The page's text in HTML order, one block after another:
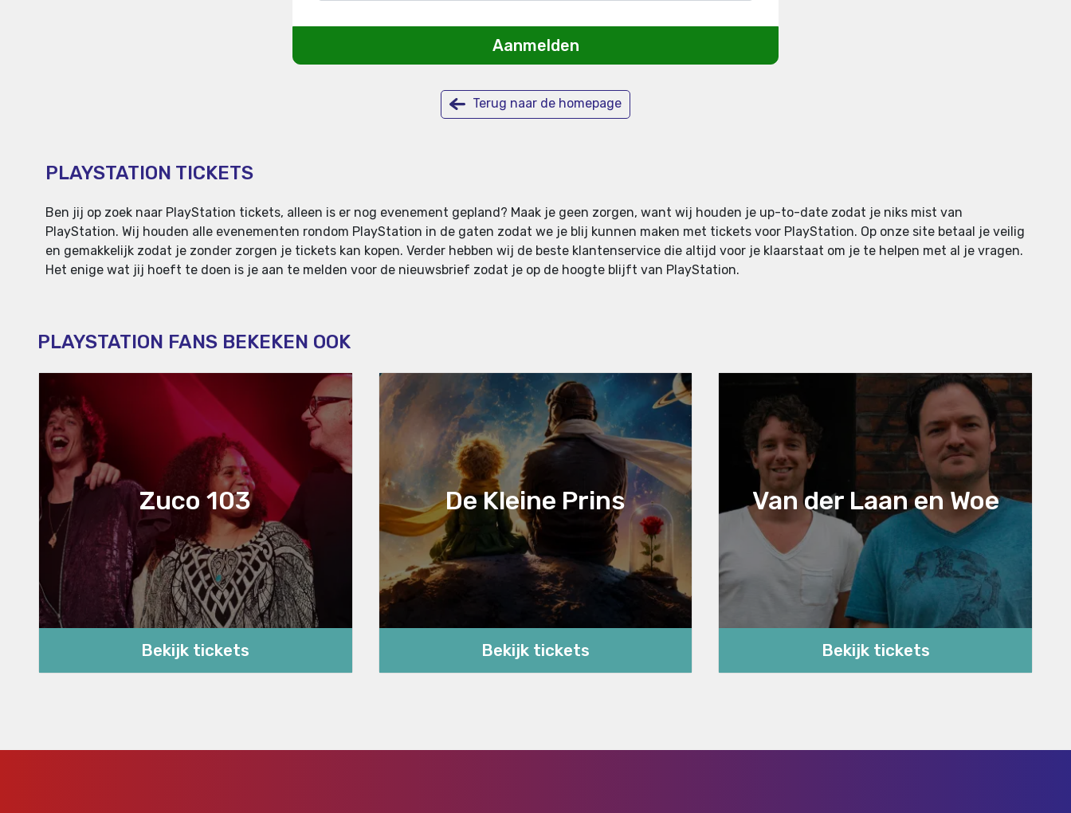
Aanmelden
Terug naar de homepage
PLAYSTATION TICKETS
Ben jij op zoek naar PlayStation tickets, alleen is er nog evenement gepland? Maak je geen zorgen, want wij houden je up-to-date zodat je niks mist van
PlayStation. Wij houden alle evenementen rondom PlayStation in de gaten zodat we je blij kunnen maken met tickets voor PlayStation. Op onze site betaal je veilig
en gemakkelijk zodat je zonder zorgen je tickets kan kopen. Verder hebben wij de beste klantenservice die altijd voor je klaarstaat om je te helpen met al je vragen.
Het enige wat jij hoeft te doen is je aan te melden voor de nieuwsbrief zodat je op de hoogte blijft van PlayStation.
PLAYSTATION FANS BEKEKEN OOK
Zuco 103
Bekijk tickets
De Kleine Prins
Bekijk tickets
Van der Laan en Woe
Bekijk tickets